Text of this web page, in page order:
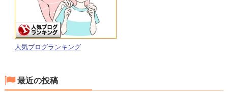
人気ブログランキング
最近の投稿